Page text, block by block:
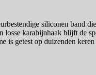
siliconen band
losse karabijnhaak blijft de
is getest op duizenden